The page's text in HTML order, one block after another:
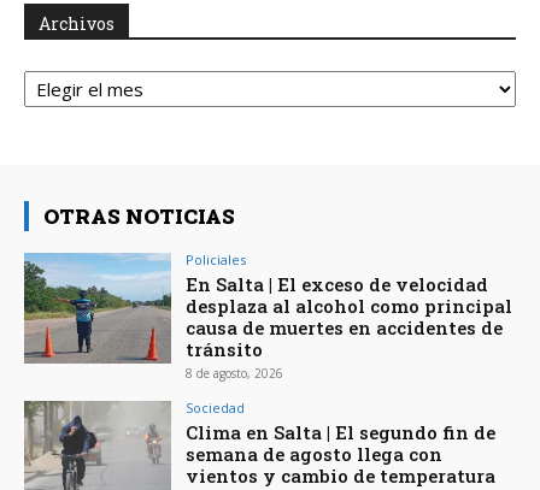
Archivos
Archivos
OTRAS NOTICIAS
Policiales
En Salta | El exceso de velocidad
desplaza al alcohol como principal
causa de muertes en accidentes de
tránsito
8 de agosto, 2026
Sociedad
Clima en Salta | El segundo fin de
semana de agosto llega con
vientos y cambio de temperatura